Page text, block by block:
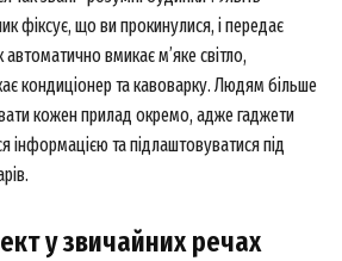
фіксує, що ви прокинулися, і передає
вмикає м’яке світло,
кондиціонер та кавоварку. Людям більше
кожен прилад окремо, адже гаджети
інформацією та підлаштовуватися під
у звичайних речах